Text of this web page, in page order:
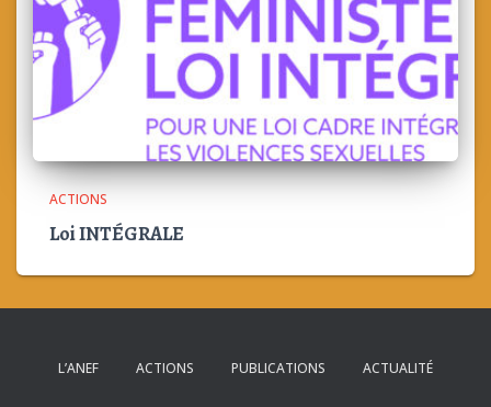
ACTIONS
Loi INTÉGRALE
L’ANEF ACTIONS PUBLICATIONS ACTUALITÉ